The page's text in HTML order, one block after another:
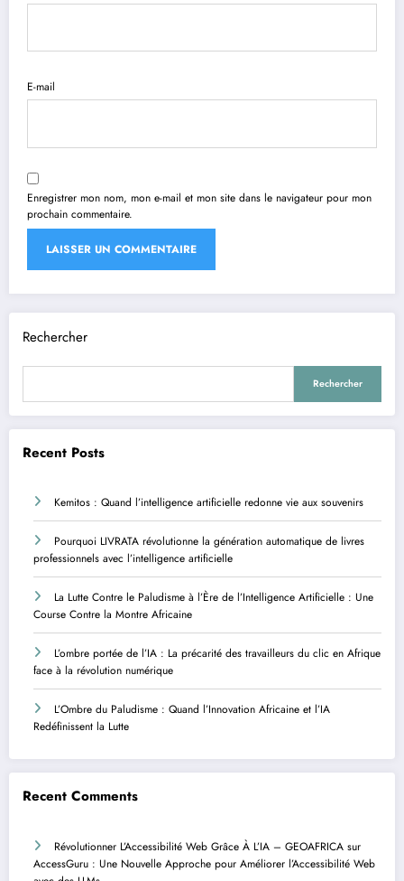
E-mail
Enregistrer mon nom, mon e-mail et mon site dans le navigateur pour mon
prochain commentaire.
Rechercher
Rechercher
Recent Posts
Kemitos : Quand l’intelligence artificielle redonne vie aux souvenirs
Pourquoi LIVRATA révolutionne la génération automatique de livres
professionnels avec l’intelligence artificielle
La Lutte Contre le Paludisme à l’Ère de l’Intelligence Artificielle : Une
Course Contre la Montre Africaine
L’ombre portée de l’IA : La précarité des travailleurs du clic en Afrique
face à la révolution numérique
L’Ombre du Paludisme : Quand l’Innovation Africaine et l’IA
Redéfinissent la Lutte
Recent Comments
Révolutionner L’Accessibilité Web Grâce À L’IA – GEOAFRICA sur
AccessGuru : Une Nouvelle Approche pour Améliorer l’Accessibilité Web